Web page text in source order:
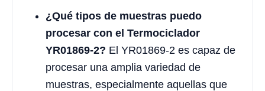
¿Qué tipos de muestras puedo
procesar con el Termociclador
YR01869-2? El YR01869-2 es capaz de
procesar una amplia variedad de
muestras, especialmente aquellas que